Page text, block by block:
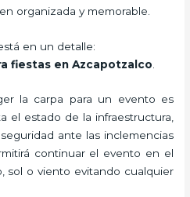
organizada y memorable.
en un detalle:
fiestas en Azcapotzalco
la carpa para un evento es
el estado de la infraestructura,
ante las inclemencias
continuar el evento en el
sol o viento evitando cualquier